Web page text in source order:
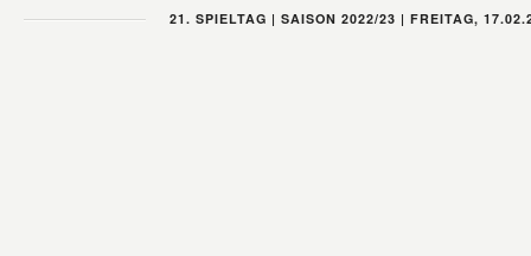
21. SPIELTAG | SAISON 2022/23 | FREITAG,